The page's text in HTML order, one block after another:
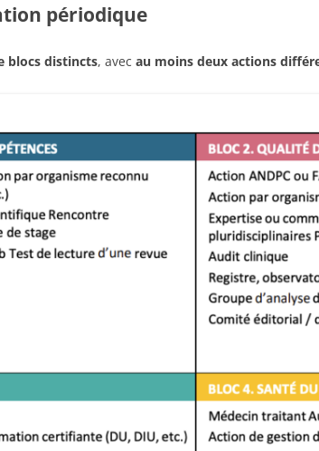
périodique
blocs distincts, avec au moins deux actions